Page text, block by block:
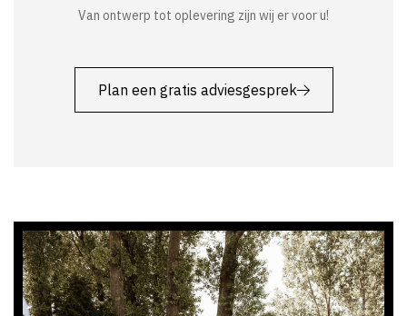
Van ontwerp tot oplevering zijn wij er voor u!
Plan een gratis adviesgesprek